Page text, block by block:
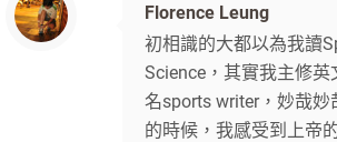
Florence Leung
初相識的大都以為我讀
Science，其實我主修
名sports writer，妙哉妙
的時候，我感受到上帝